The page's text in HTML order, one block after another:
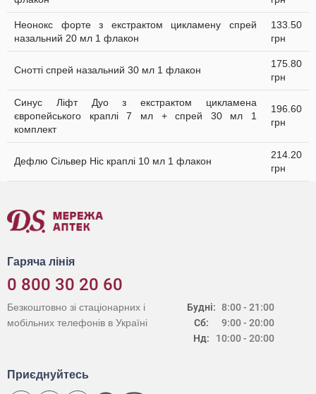
Неонокс форте з екстрактом цикламену спрей
назальний 20 мл 1 флакон
133.50
грн
Снотті спрей назальний 30 мл 1 флакон
175.80
грн
Синус Ліфт Дуо з екстрактом цикламена
європейського краплі 7 мл + спрей 30 мл 1
комплект
196.60
грн
Дефлю Сільвер Ніс краплі 10 мл 1 флакон
214.20
грн
Гаряча лінія
0 800 30 20 60
Будні:
Сб:
Нд:
8:00 - 21:00
9:00 - 20:00
10:00 - 20:00
Безкоштовно зі стаціонарних і
мобільних телефонів в Україні
Приєднуйтесь